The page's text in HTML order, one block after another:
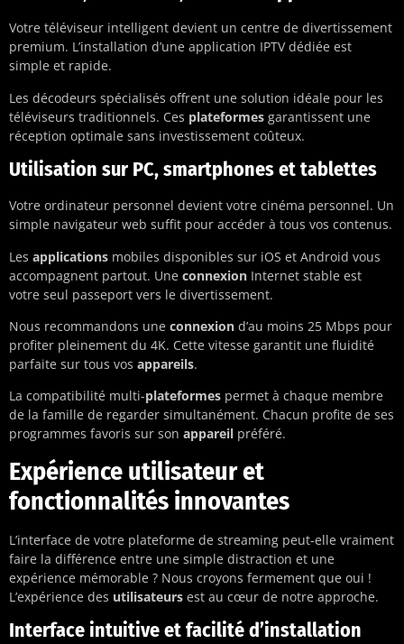
Votre téléviseur intelligent devient un centre de divertissement
premium. L’installation d’une application IPTV dédiée est
simple et rapide.
Les décodeurs spécialisés offrent une solution idéale pour les
téléviseurs traditionnels. Ces plateformes garantissent une
réception optimale sans investissement coûteux.
Utilisation sur PC, smartphones et tablettes
Votre ordinateur personnel devient votre cinéma personnel. Un
simple navigateur web suffit pour accéder à tous vos contenus.
Les applications mobiles disponibles sur iOS et Android vous
accompagnent partout. Une connexion Internet stable est
votre seul passeport vers le divertissement.
Nous recommandons une connexion d’au moins 25 Mbps pour
profiter pleinement du 4K. Cette vitesse garantit une fluidité
parfaite sur tous vos appareils.
La compatibilité multi-plateformes permet à chaque membre
de la famille de regarder simultanément. Chacun profite de ses
programmes favoris sur son appareil préféré.
Expérience utilisateur et
fonctionnalités innovantes
L’interface de votre plateforme de streaming peut-elle vraiment
faire la différence entre une simple distraction et une
expérience mémorable ? Nous croyons fermement que oui !
L’expérience des utilisateurs est au cœur de notre approche.
Interface intuitive et facilité d’installation